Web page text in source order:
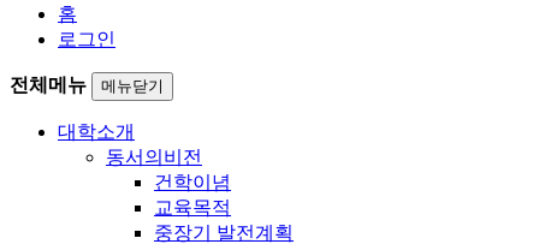
홈
로그인
전체메뉴 메뉴닫기
대학소개
동서의비전
건학이념
교육목적
중장기 발전계획